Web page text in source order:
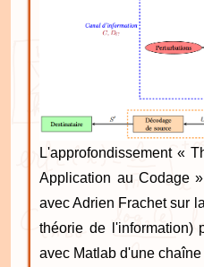
L'approfondissement «
Application au Codage
avec Adrien Frachet sur
théorie de l'information)
avec Matlab d'une